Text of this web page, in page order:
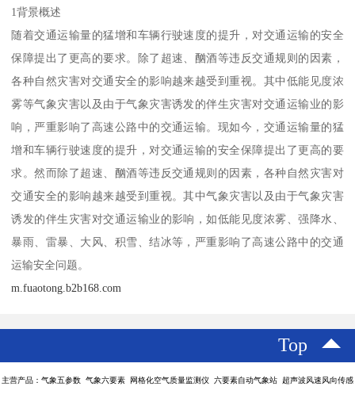
1背景概述
随着交通运输量的猛增和车辆行驶速度的提升，对交通运输的安全
保障提出了更高的要求。除了超速、酗酒等违反交通规则的因素，
各种自然灾害对交通安全的影响越来越受到重视。其中低能见度浓
雾等气象灾害以及由于气象灾害诱发的伴生灾害对交通运输业的影
响，严重影响了高速公路中的交通运输。现如今，交通运输量的猛
增和车辆行驶速度的提升，对交通运输的安全保障提出了更高的要
求。然而除了超速、酗酒等违反交通规则的因素，各种自然灾害对
交通安全的影响越来越受到重视。其中气象灾害以及由于气象灾害
诱发的伴生灾害对交通运输业的影响，如低能见度浓雾、强降水、
暴雨、雷暴、大风、积雪、结冰等，严重影响了高速公路中的交通
运输安全问题。
m.fuaotong.b2b168.com
Top
主营产品：气象五参数 气象六要素 网格化空气质量监测仪 六要素自动气象站 超声波风速风向传感